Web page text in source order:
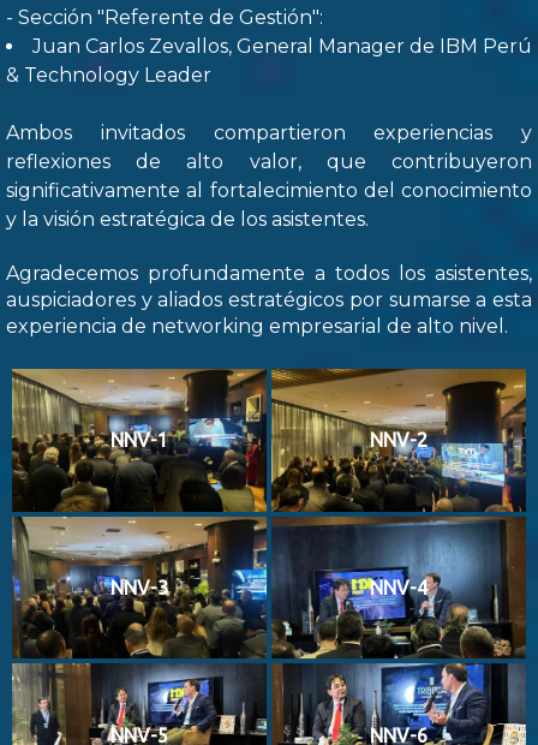
- Sección "Referente de Gestión":
Juan Carlos Zevallos, General Manager de IBM Perú
& Technology Leader
Ambos invitados compartieron experiencias y
reflexiones de alto valor, que contribuyeron
significativamente al fortalecimiento del conocimiento
y la visión estratégica de los asistentes.
Agradecemos profundamente a todos los asistentes,
auspiciadores y aliados estratégicos por sumarse a esta
experiencia de networking empresarial de alto nivel.
NNV-1 NNV-2
NNV-3 NNV-4
NNV-5 NNV-6